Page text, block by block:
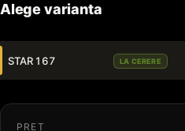
Alege varianta
STAR 167 LA CERERE
PREȚ